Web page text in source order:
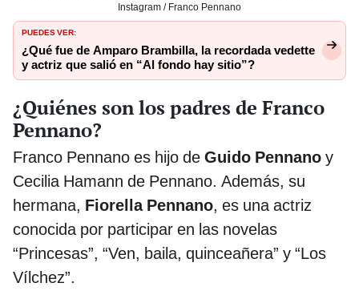
Instagram / Franco Pennano
PUEDES VER:
¿Qué fue de Amparo Brambilla, la recordada vedette
y actriz que salió en “Al fondo hay sitio”?
¿Quiénes son los padres de Franco
Pennano?
Franco Pennano es hijo de Guido Pennano y
Cecilia Hamann de Pennano. Además, su
hermana, Fiorella Pennano, es una actriz
conocida por participar en las novelas
“Princesas”, “Ven, baila, quinceañera” y “Los
Vílchez”.